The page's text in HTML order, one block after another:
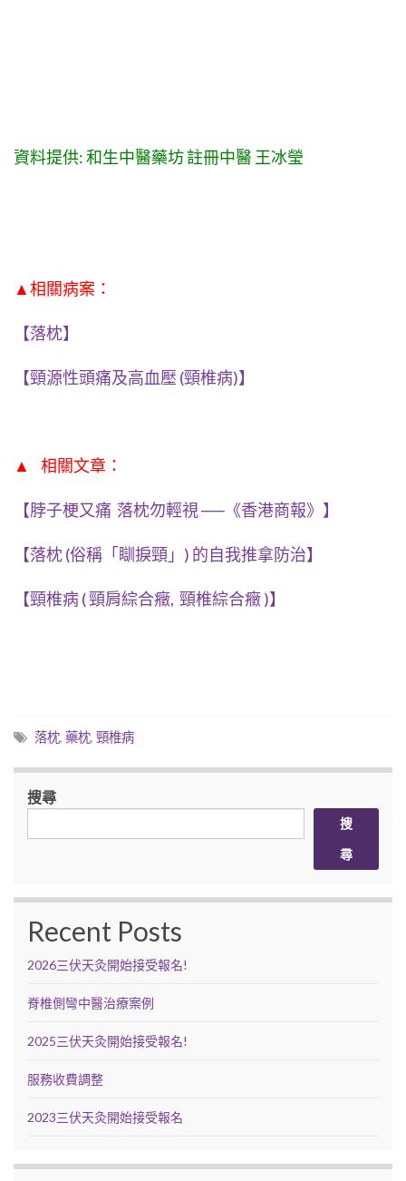
資料提供: 和生中醫藥坊 註冊中醫 王冰瑩
▲相關病案：
【落枕】
【頸源性頭痛及高血壓 (頸椎病)】
▲ 相關文章：
【脖子梗又痛 落枕勿輕視 ──《香港商報》】
【落枕 (俗稱「瞓捩頸」) 的自我推拿防治】
【頸椎病 ( 頸肩綜合癥, 頸椎綜合癥 )】
落枕, 藥枕, 頸椎病
搜尋
搜
尋
Recent Posts
2026三伏天灸開始接受報名!
脊椎側彎中醫治療案例
2025三伏天灸開始接受報名!
服務收費調整
2023三伏天灸開始接受報名